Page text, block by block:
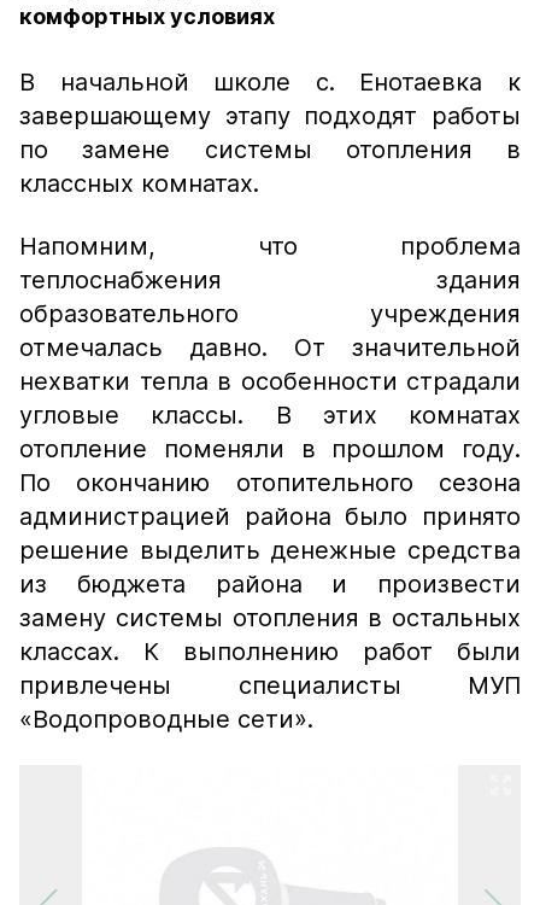
комфортных условиях
В начальной школе с. Енотаевка к
завершающему этапу подходят работы
по замене системы отопления в
классных комнатах.
Напомним, что проблема
теплоснабжения здания
образовательного учреждения
отмечалась давно. От значительной
нехватки тепла в особенности страдали
угловые классы. В этих комнатах
отопление поменяли в прошлом году.
По окончанию отопительного сезона
администрацией района было принято
решение выделить денежные средства
из бюджета района и произвести
замену системы отопления в остальных
классах. К выполнению работ были
привлечены специалисты МУП
«Водопроводные сети».